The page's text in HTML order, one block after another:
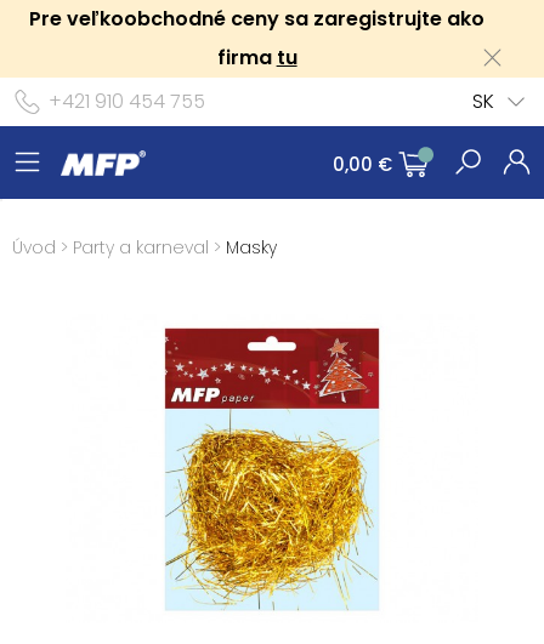
Pre veľkoobchodné ceny sa zaregistrujte ako
firma tu
+421 910 454 755
SK
0,00 €
Úvod > Party a karneval > Masky